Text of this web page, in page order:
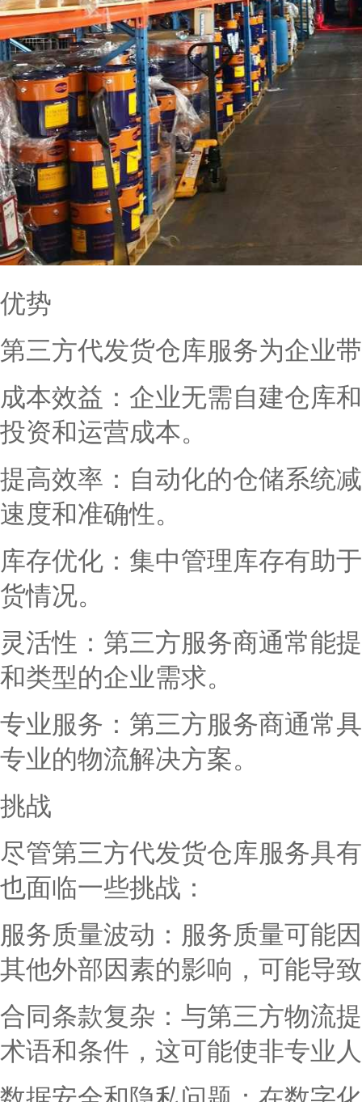
优势
第三方代发货仓库服务为企业
成本效益：企业无需自建仓库
投资和运营成本。
提高效率：自动化的仓储系统
速度和准确性。
库存优化：集中管理库存有助
货情况。
灵活性：第三方服务商通常能
和类型的企业需求。
专业服务：第三方服务商通常
专业的物流解决方案。
挑战
尽管第三方代发货仓库服务具
也面临一些挑战：
服务质量波动：服务质量可能
其他外部因素的影响，可能导
合同条款复杂：与第三方物流
术语和条件，这可能使非专业